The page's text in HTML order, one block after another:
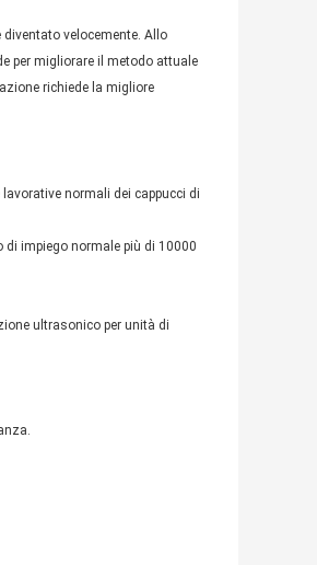
velocemente. Allo
per migliorare il metodo attuale
richiede la migliore
normali dei cappucci di
impiego normale più di 10000
ultrasonico per unità di